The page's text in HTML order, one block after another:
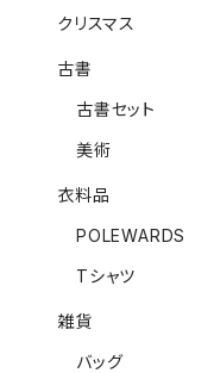
クリスマス
古書
古書セット
美術
衣料品
POLEWARDS
Tシャツ
雑貨
バッグ